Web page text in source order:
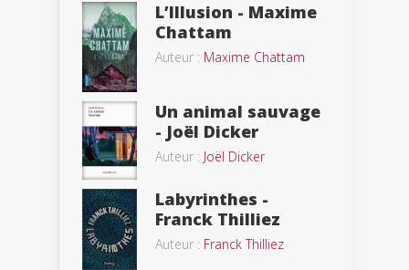
L’Illusion - Maxime
Chattam
Auteur : Maxime Chattam
Un animal sauvage
- Joël Dicker
Auteur : Joël Dicker
Labyrinthes -
Franck Thilliez
Auteur : Franck Thilliez